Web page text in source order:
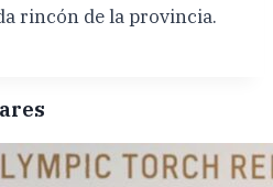
rincón de la provincia.